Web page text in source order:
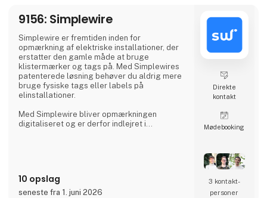
9156: Simplewire
Simplewire er fremtiden inden for
opmærkning af elektriske installationer, der
erstatter den gamle måde at bruge
klistermærker og tags på. Med Simplewires
patenterede løsning behøver du aldrig mere
bruge fysiske tags eller labels på
elinstallationer.
Med Simplewire bliver opmærkningen
digitaliseret og er derfor indlejret i
mærkningssystem er det bedste
mærkningssystem i verden.
10 opslag
seneste fra 1. juni 2026
Direkte
kontakt
Møde­booking
3 kontakt­
personer